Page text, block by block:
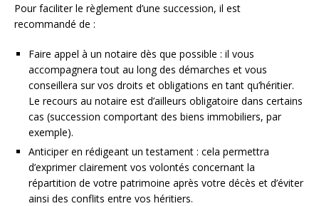
Pour faciliter le règlement d’une succession, il est
recommandé de :
Faire appel à un notaire dès que possible : il vous
accompagnera tout au long des démarches et vous
conseillera sur vos droits et obligations en tant qu’héritier.
Le recours au notaire est d’ailleurs obligatoire dans certains
cas (succession comportant des biens immobiliers, par
exemple).
Anticiper en rédigeant un testament : cela permettra
d’exprimer clairement vos volontés concernant la
répartition de votre patrimoine après votre décès et d’éviter
ainsi des conflits entre vos héritiers.